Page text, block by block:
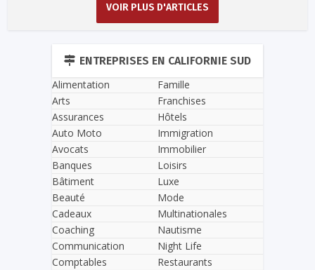
VOIR PLUS D'ARTICLES
ENTREPRISES EN CALIFORNIE SUD
Alimentation
Arts
Assurances
Auto Moto
Avocats
Banques
Bâtiment
Beauté
Cadeaux
Coaching
Communication
Comptables
Famille
Franchises
Hôtels
Immigration
Immobilier
Loisirs
Luxe
Mode
Multinationales
Nautisme
Night Life
Restaurants